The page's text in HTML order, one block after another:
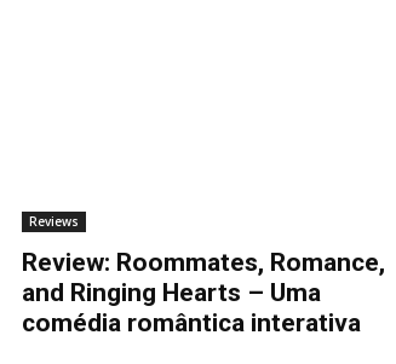
Reviews
Review: Roommates, Romance,
and Ringing Hearts – Uma
comédia romântica interativa